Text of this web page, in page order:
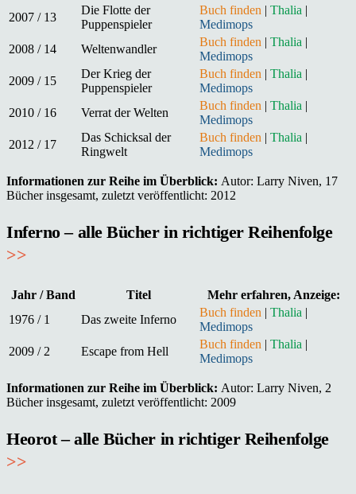
2007 / 13
Die Flotte der
Puppenspieler
Buch finden | Thalia |
Medimops
2008 / 14
Weltenwandler
Buch finden | Thalia |
Medimops
2009 / 15
Der Krieg der
Puppenspieler
Buch finden | Thalia |
Medimops
2010 / 16
Verrat der Welten
Buch finden | Thalia |
Medimops
2012 / 17
Das Schicksal der
Ringwelt
Buch finden | Thalia |
Medimops
Informationen zur Reihe im Überblick: Autor: Larry Niven, 17
Bücher insgesamt, zuletzt veröffentlicht: 2012
Inferno – alle Bücher in richtiger Reihenfolge
>>
Jahr / Band Titel
Mehr erfahren, Anzeige:
1976 / 1
Das zweite Inferno
Buch finden | Thalia |
Medimops
2009 / 2
Escape from Hell
Buch finden | Thalia |
Medimops
Informationen zur Reihe im Überblick: Autor: Larry Niven, 2
Bücher insgesamt, zuletzt veröffentlicht: 2009
Heorot – alle Bücher in richtiger Reihenfolge
>>